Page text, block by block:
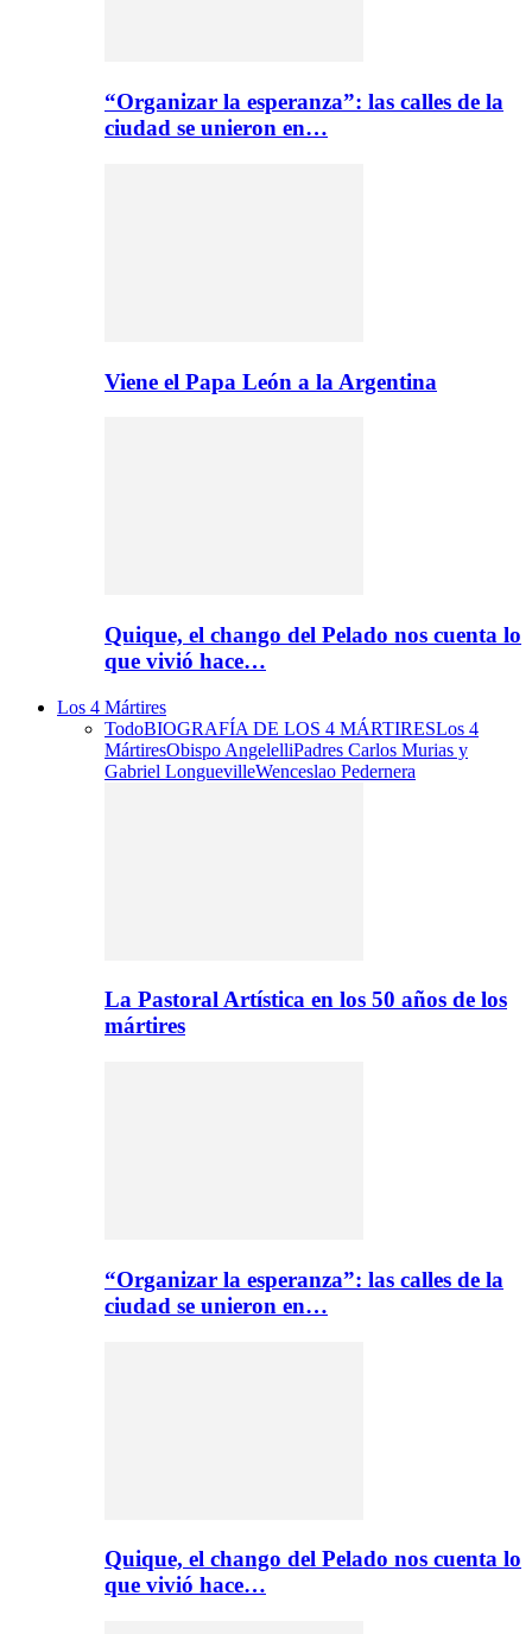
“Organizar la esperanza”: las calles de la
ciudad se unieron en…
Viene el Papa León a la Argentina
Quique, el chango del Pelado nos cuenta lo
que vivió hace…
Los 4 Mártires
TodoBIOGRAFÍA DE LOS 4 MÁRTIRESLos 4
MártiresObispo AngelelliPadres Carlos Murias y
Gabriel LonguevilleWenceslao Pedernera
La Pastoral Artística en los 50 años de los
mártires
“Organizar la esperanza”: las calles de la
ciudad se unieron en…
Quique, el chango del Pelado nos cuenta lo
que vivió hace…